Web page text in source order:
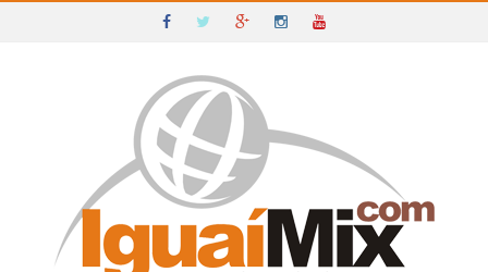
IGUAÍ E SUDOESTE DA BAHIA